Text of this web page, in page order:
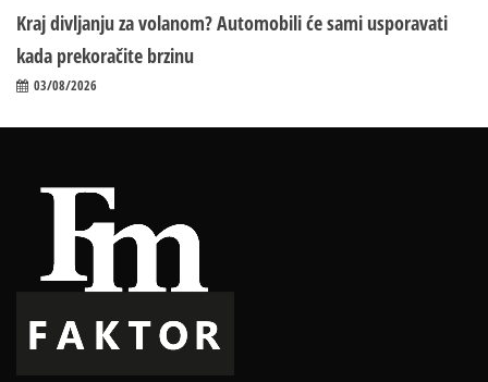
Kraj divljanju za volanom? Automobili će sami usporavati
kada prekoračite brzinu
03/08/2026